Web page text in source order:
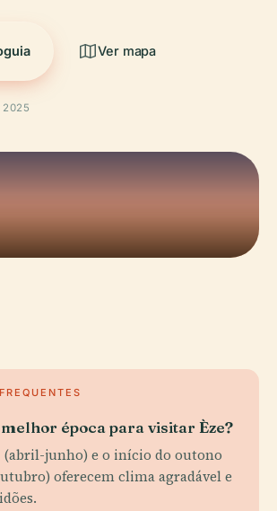
Ver mapa
época para visitar Èze?
(abril-junho) e o início do outono
oferecem clima agradável e